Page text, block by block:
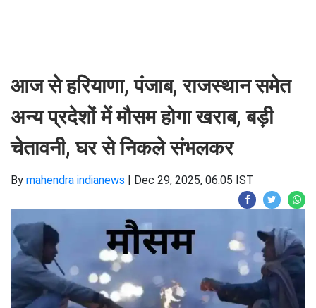
आज से हरियाणा, पंजाब, राजस्थान समेत
अन्य प्रदेशों में मौसम होगा खराब, बड़ी
चेतावनी, घर से निकले संभलकर
By mahendra indianews | Dec 29, 2025, 06:05 IST